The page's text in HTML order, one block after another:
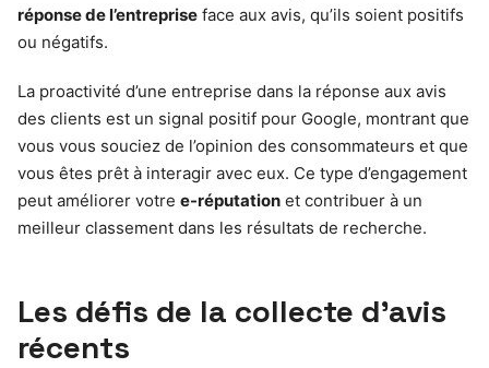
réponse de l’entreprise face aux avis, qu’ils soient positifs
ou négatifs.
La proactivité d’une entreprise dans la réponse aux avis
des clients est un signal positif pour Google, montrant que
vous vous souciez de l’opinion des consommateurs et que
vous êtes prêt à interagir avec eux. Ce type d’engagement
peut améliorer votre e-réputation et contribuer à un
meilleur classement dans les résultats de recherche.
Les défis de la collecte d’avis
récents